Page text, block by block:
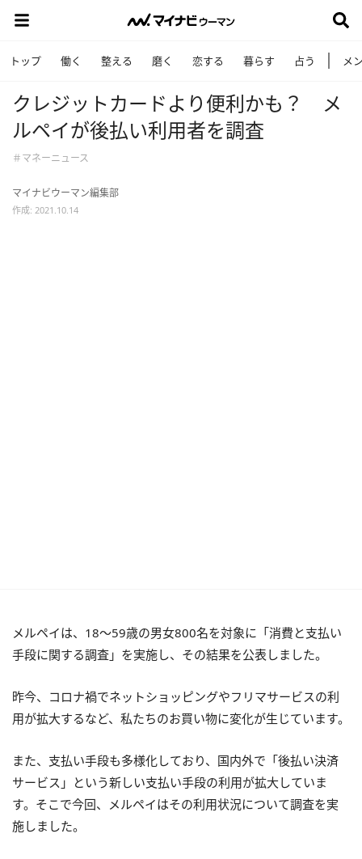
トップ 働く 整える 磨く 恋する 暮らす 占う メ
クレジットカードより便利かも？ メ
ルペイが後払い利用者を調査
＃マネーニュース
マイナビウーマン編集部
作成: 2021.10.14
メルペイは、18〜59歳の男女800名を対象に「消費と支払い
手段に関する調査」を実施し、その結果を公表しました。
昨今、コロナ禍でネットショッピングやフリマサービスの利
用が拡大するなど、私たちのお買い物に変化が生じています。
また、支払い手段も多様化しており、国内外で「後払い決済
サービス」という新しい支払い手段の利用が拡大していま
す。そこで今回、メルペイはその利用状況について調査を実
施しました。